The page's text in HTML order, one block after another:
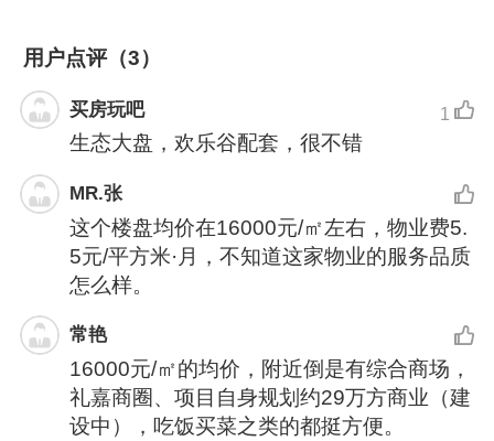
用户点评（3）
买房玩吧 1
生态大盘，欢乐谷配套，很不错
MR.张
这个楼盘均价在16000元/㎡左右，物业费5.
5元/平方米·月，不知道这家物业的服务品质
怎么样。
常艳
16000元/㎡的均价，附近倒是有综合商场，
礼嘉商圈、项目自身规划约29万方商业（建
设中），吃饭买菜之类的都挺方便。